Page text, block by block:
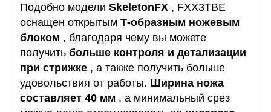
Подобно модели SkeletonFX , FXX3TBE
оснащен открытым Т-образным ножевым
блоком , благодаря чему вы можете
получить больше контроля и детализации
при стрижке , а также получить больше
удовольствия от работы. Ширина ножа
составляет 40 мм , а минимальный срез